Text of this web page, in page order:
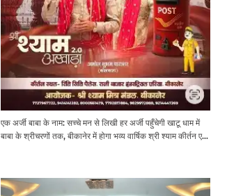
एक अर्जी बाबा के नाम: सच्चे मन से लिखी हर अर्जी पहुँचेगी खाटू धाम में
बाबा के श्रीचरणों तक, बीकानेर में होगा भव्य वार्षिक श्री श्याम कीर्तन एवं